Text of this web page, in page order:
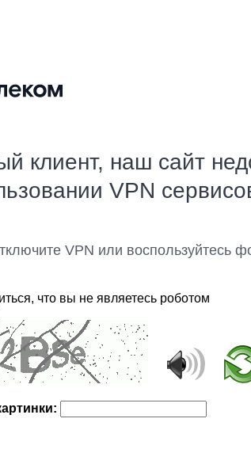
клиент, наш сайт
VPN
VPN или воспользуйтесь
что вы не являетесь роботом